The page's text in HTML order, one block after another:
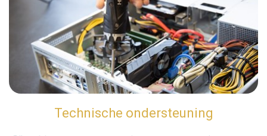
Technische ondersteuning